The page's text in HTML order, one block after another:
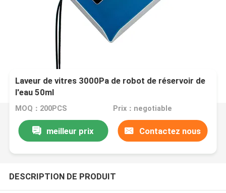
Laveur de vitres 3000Pa de robot de réservoir de
l'eau 50ml
MOQ：200PCS Prix：negotiable
meilleur prix Contactez nous
DESCRIPTION DE PRODUIT